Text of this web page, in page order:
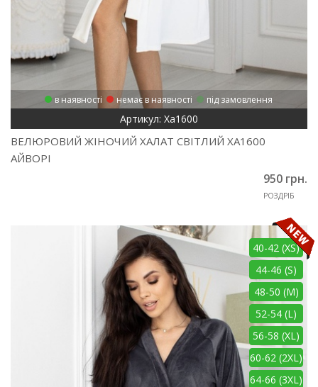
в наявності немає в наявності під замовлення
Артикул: Ха1600
ВЕЛЮРОВИЙ ЖІНОЧИЙ ХАЛАТ СВІТЛИЙ ХА1600
АЙВОРІ
950 грн.
РОЗДРІБ
40-42 (XS)
44-46 (S)
48-50 (M)
52-54 (L)
56-58 (XL)
60-62 (2XL)
64-66 (3XL)